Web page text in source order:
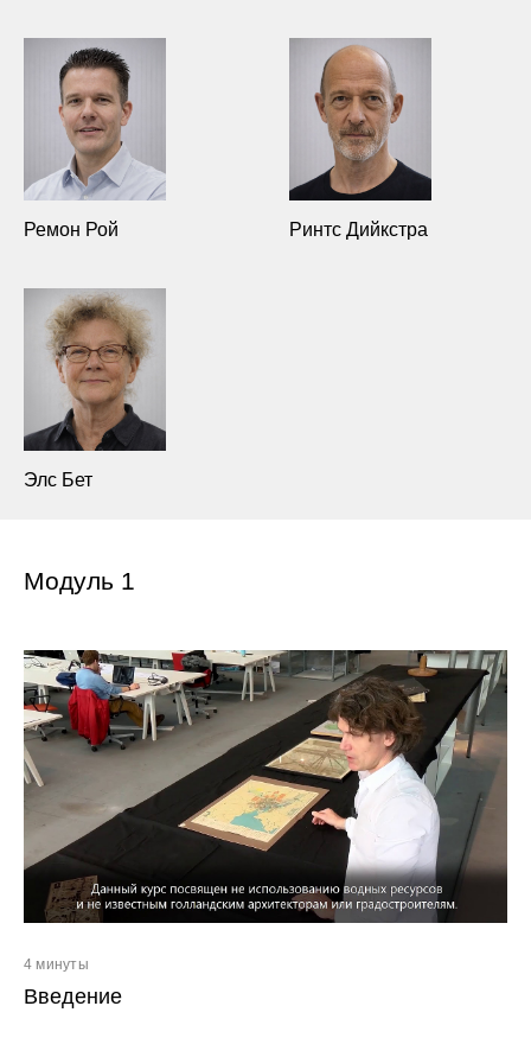
Ремон Рой Ринтс Дийкстра
Элс Бет
Модуль 1
4 минуты
Введение